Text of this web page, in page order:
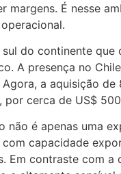
margens. É nesse
sul do continente que
A presença no
a aquisição
por cerca de US$
não é apenas uma
capacidade
Em contraste com